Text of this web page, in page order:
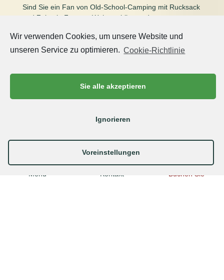
Wir verwenden Cookies, um unsere Website und
unseren Service zu optimieren. Cookie-Richtlinie
Sie alle akzeptieren
Ignorieren
Voreinstellungen
Sind Sie ein Fan von Old-School-Camping mit Rucksack
und Zelt, ein Fan von Wohnmobilen und
auf der Suche nach einer eleganten oder untypischen
Unterkunft? Chanteloup ist der perfekte Deal für Sie.
charakteristische Unterkünfte/zelte lodges safari
Es liegt an Ihnen, das Nest zu wählen, das Ihnen am
CAMPINGSTELLPLATZE
Menü Kontakt Buchen Sie